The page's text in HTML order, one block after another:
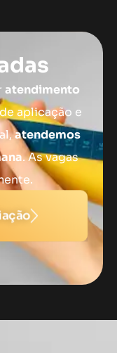
atendimento
aplicação e
atendemos
. As vagas